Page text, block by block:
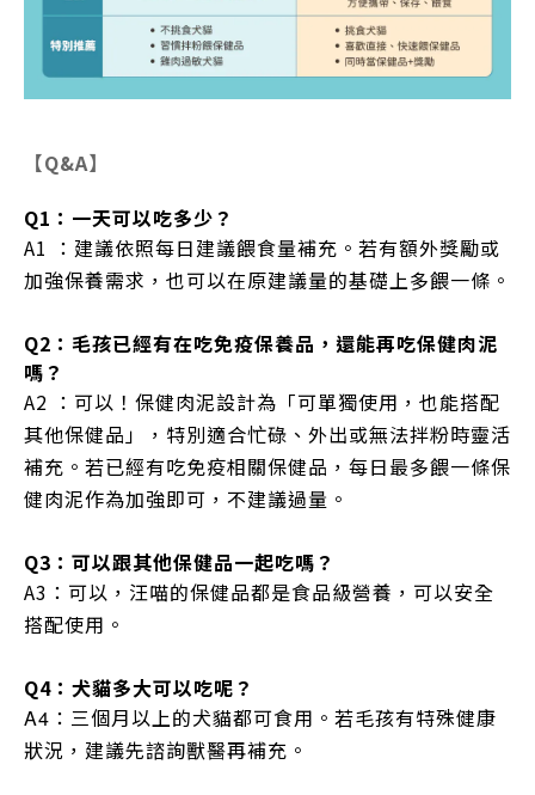
【Q&A】
Q1：一天可以吃多少？
A1 ：建議依照每日建議餵食量補充。若有額外獎勵或
加強保養需求，也可以在原建議量的基礎上多餵一條。
Q2：毛孩已經有在吃免疫保養品，還能再吃保健肉泥
嗎？
A2 ：可以！保健肉泥設計為「可單獨使用，也能搭配
其他保健品」，特別適合忙碌、外出或無法拌粉時靈活
補充。若已經有吃免疫相關保健品，每日最多餵一條保
健肉泥作為加強即可，不建議過量。
Q3：可以跟其他保健品一起吃嗎？
A3：可以，汪喵的保健品都是食品級營養，可以安全
搭配使用。
Q4：犬貓多大可以吃呢？
A4 ：三個月以上的犬貓都可食用。若毛孩有特殊健康
狀況，建議先諮詢獸醫再補充。